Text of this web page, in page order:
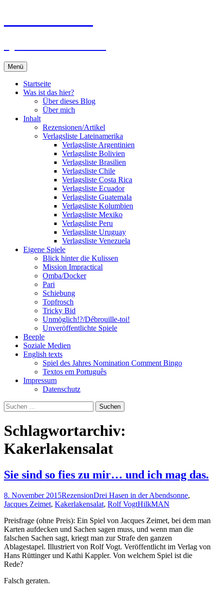
Menü
Startseite
Was ist das hier?
Über dieses Blog
Über mich
Inhalt
Rezensionen/Artikel
Verlagsliste Lateinamerika
Verlagsliste Argentinien
Verlagsliste Bolivien
Verlagsliste Brasilien
Verlagsliste Chile
Verlagsliste Costa Rica
Verlagsliste Ecuador
Verlagsliste Guatemala
Verlagsliste Kolumbien
Verlagsliste Mexiko
Verlagsliste Peru
Verlagsliste Uruguay
Verlagsliste Venezuela
Eigene Spiele
Blick hinter die Kulissen
Mission Impractical
Omba/Docker
Pari
Schiebung
Topfrosch
Tricky Bid
Unmöglich!?/Débrouille-toi!
Unveröffentlichte Spiele
Beeple
Soziale Medien
English texts
Spiel des Jahres Nomination Comment Bingo
Textos em Português
Impressum
Datenschutz
Suchen
nach:
Schlagwortarchiv:
Kakerlakensalat
Sie sind so fies zu mir… und ich mag das.
8. November 2015RezensionDrei Hasen in der Abendsonne,
Jacques Zeimet, Kakerlakensalat, Rolf VogtHilkMAN
Preisfrage (ohne Preis): Ein Spiel von Jacques Zeimet, bei dem man
Karten aufdecken und Sachen sagen muss, und wenn man die
falschen Sachen sagt, kriegt man zur Strafe den ganzen
Ablagestapel. Illustriert von Rolf Vogt. Veröffentlicht im Verlag von
Hans Rüttinger und Kathi Kappler. Von welchem Spiel ist die
Rede?
Falsch geraten.